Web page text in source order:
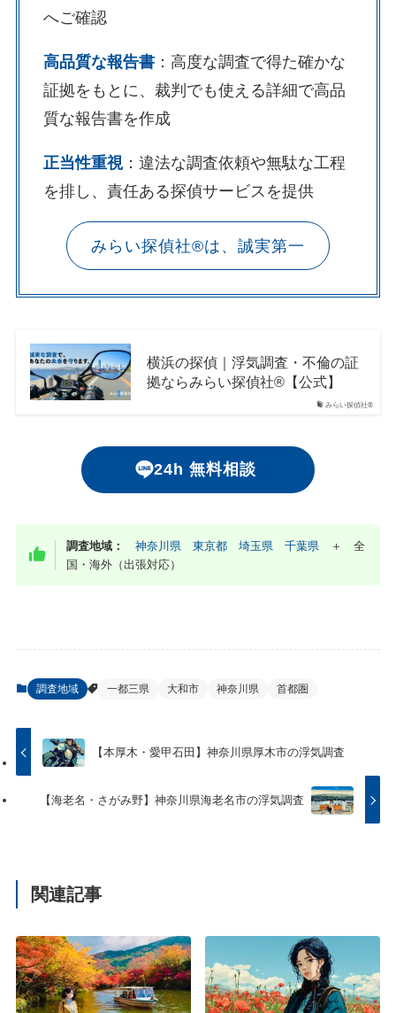
へご確認
高品質な報告書：高度な調査で得た確かな
証拠をもとに、裁判でも使える詳細で高品
質な報告書を作成
正当性重視：違法な調査依頼や無駄な工程
を排し、責任ある探偵サービスを提供
みらい探偵社®︎は、誠実第一
みらい探偵社®︎
横浜の探偵｜浮気調査・不倫の証
拠ならみらい探偵社®︎【公式】
24h 無料相談
調査地域： 神奈川県 東京都 埼玉県 千葉県 ＋ 全
国・海外（出張対応）
調査地域 一都三県 大和市 神奈川県 首都圏
【本厚木・愛甲石田】神奈川県厚木市の浮気調査
【海老名・さがみ野】神奈川県海老名市の浮気調査
関連記事